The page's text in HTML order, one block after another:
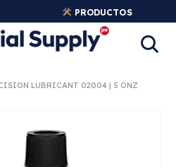
PRODUCTOS
INDUSTRIALES ORIGINALES
LUBRICANT 02004 | 5 ONZ